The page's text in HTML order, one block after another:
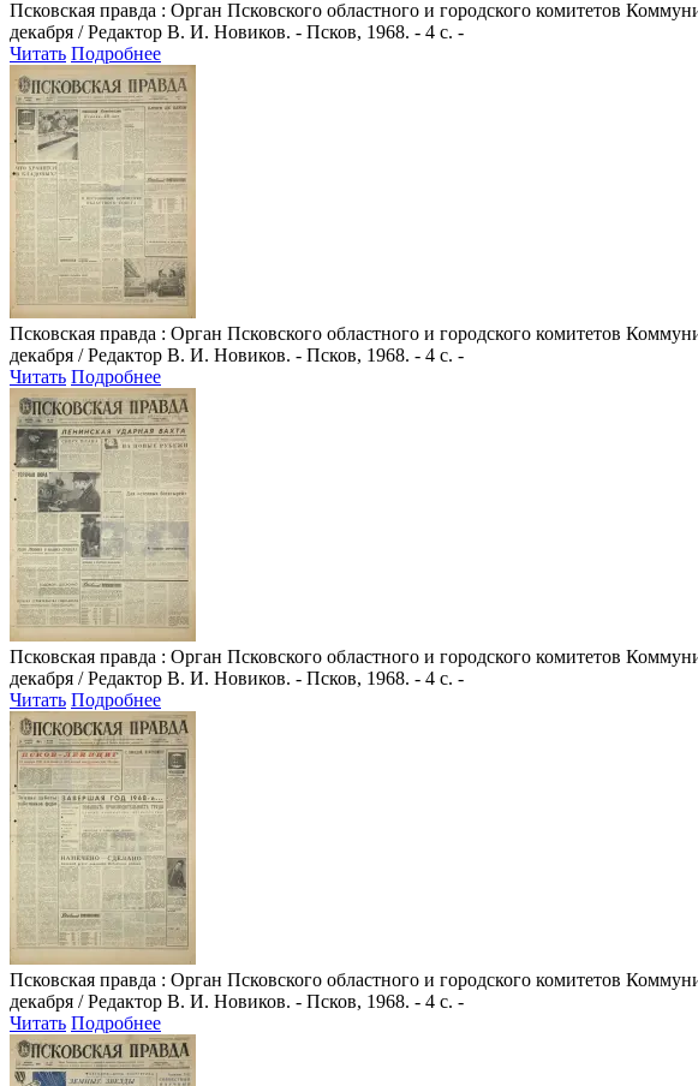
Псковская правда : Орган Псковского областного и городского комитетов
декабря / Редактор В. И. Новиков. - Псков, 1968. - 4 с. -
Читать Подробнее
Псковская правда : Орган Псковского областного и городского комитетов
декабря / Редактор В. И. Новиков. - Псков, 1968. - 4 с. -
Читать Подробнее
Псковская правда : Орган Псковского областного и городского комитетов
декабря / Редактор В. И. Новиков. - Псков, 1968. - 4 с. -
Читать Подробнее
Псковская правда : Орган Псковского областного и городского комитетов
декабря / Редактор В. И. Новиков. - Псков, 1968. - 4 с. -
Читать Подробнее